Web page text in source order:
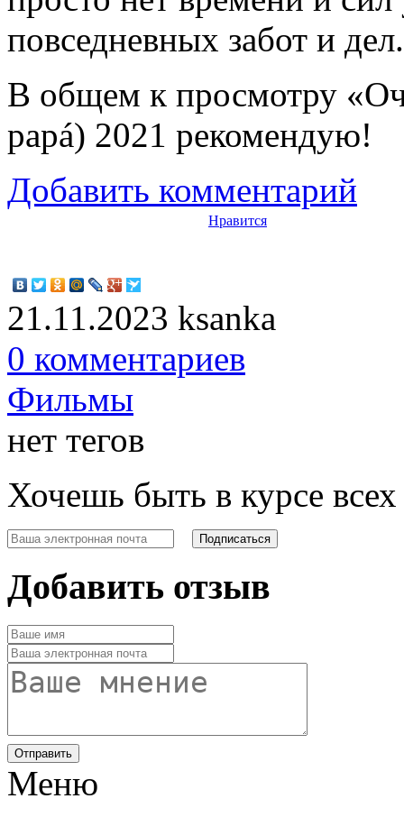
повседневных забот и дел.
В общем к просмотру
papá) 2021 рекомендую!
Добавить комментарий
Нравится
21.11.2023 ksanka
0 комментариев
Фильмы
нет тегов
Хочешь быть в курсе
Добавить отзыв
Отправить
Меню